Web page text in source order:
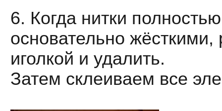
6. Когда нитки
основательно
иголкой и удалить.
Затем склеиваем все